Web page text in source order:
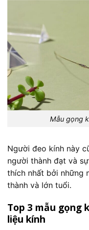
Mẫu gọng
Người đeo kính này
người thành đạt và
thích nhất bởi những
thành và lớn tuổi.
Top 3 mẫu gọng
liệu kính